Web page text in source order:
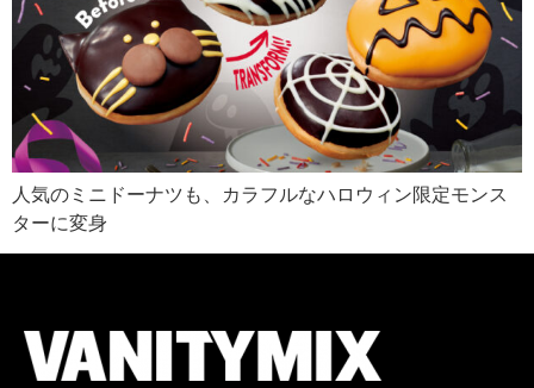
人気のミニドーナツも、カラフルなハロウィン限定モンス
ターに変身